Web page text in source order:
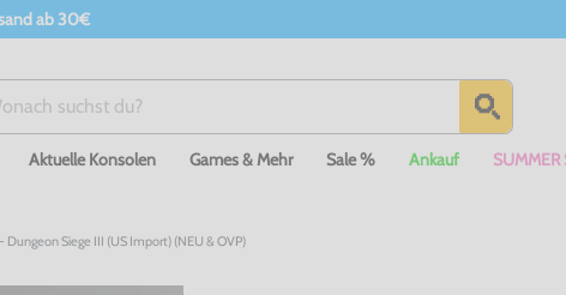
ab 30€
Aktuelle Konsolen Games & Mehr Sale % Ankauf SUMMER
Dungeon Siege III (US Import) (NEU & OVP)